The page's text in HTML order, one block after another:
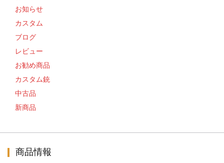
お知らせ
カスタム
ブログ
レビュー
お勧め商品
カスタム銃
中古品
新商品
商品情報